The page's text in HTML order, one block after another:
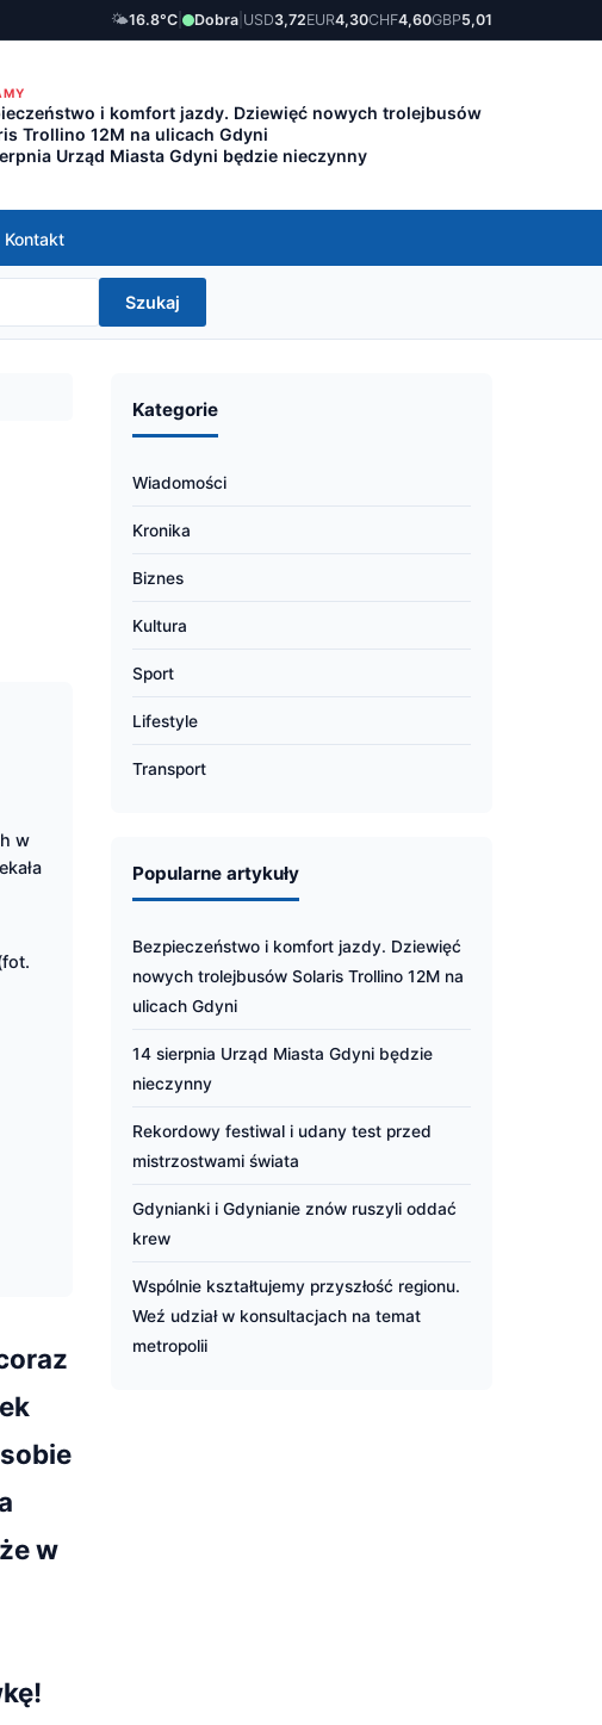
🌤️16.8°C Dobra USD3,72EUR4,30CHF4,60GBP5,01
i komfort jazdy. Dziewięć nowych trolejbusów
Trollino 12M na ulicach Gdyni
Urząd Miasta Gdyni będzie nieczynny
Kontakt
Szukaj
w
w
Kategorie
Wiadomości
Kronika
Biznes
Kultura
Sport
Lifestyle
Transport
Popularne artykuły
Bezpieczeństwo i komfort jazdy. Dziewięć
nowych trolejbusów Solaris Trollino 12M na
ulicach Gdyni
14 sierpnia Urząd Miasta Gdyni będzie
nieczynny
Rekordowy festiwal i udany test przed
mistrzostwami świata
Gdynianki i Gdynianie znów ruszyli oddać
krew
Wspólnie kształtujemy przyszłość regionu.
Weź udział w konsultacjach na temat
metropolii